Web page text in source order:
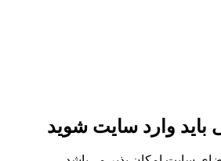
باید وارد سایت شوید